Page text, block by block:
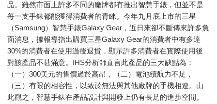
品。雖然市面上許多不同的廠牌都有推出智慧手錶，但並不是
每一支手錶都能獲得消費者的青睞。今年九月底上市的三星
（Samsung）智慧手錶Galaxy Gear，近日來卻不斷傳來許多負
面消息，據報導指出購買三星Galaxy Gear的消費者中有多達
30%的消費者在使用過後退貨，顯示許多消費者在實際使用後
對該產品不甚滿意。IHS分析師直言此產品的三大缺點為：
（一）300美元的售價過於高昂，（二）電池續航力不足，
（三）有限的相容性，以致於無法與其他廠牌的手機相連。由
此觀之，智慧手錶在產品設計與開發上仍有長足的進步空間。